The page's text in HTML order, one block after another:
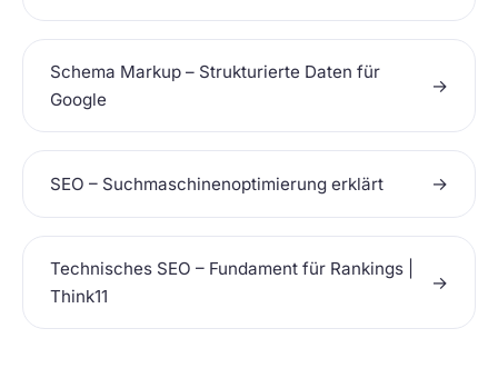
Schema Markup – Strukturierte Daten für
Google
→
SEO – Suchmaschinenoptimierung erklärt →
Technisches SEO – Fundament für Rankings |
Think11
→